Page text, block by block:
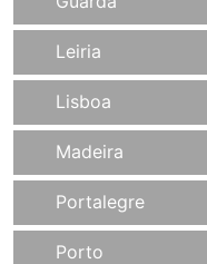
Leiria
Lisboa
Madeira
Portalegre
Porto